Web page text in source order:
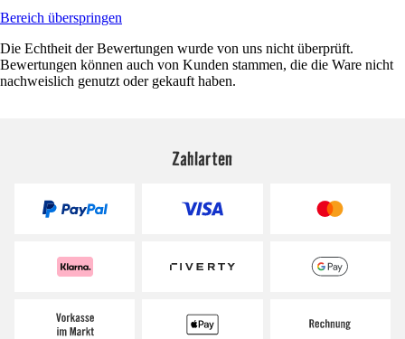
Bereich überspringen
Die Echtheit der Bewertungen wurde von uns nicht überprüft.
Bewertungen können auch von Kunden stammen, die die Ware nicht
nachweislich genutzt oder gekauft haben.
Zahlarten